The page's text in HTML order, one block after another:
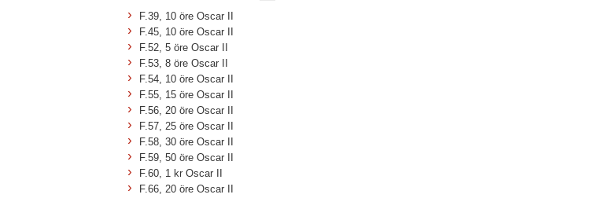
F.39, 10 öre Oscar II
F.45, 10 öre Oscar II
F.52, 5 öre Oscar II
F.53, 8 öre Oscar II
F.54, 10 öre Oscar II
F.55, 15 öre Oscar II
F.56, 20 öre Oscar II
F.57, 25 öre Oscar II
F.58, 30 öre Oscar II
F.59, 50 öre Oscar II
F.60, 1 kr Oscar II
F.66, 20 öre Oscar II